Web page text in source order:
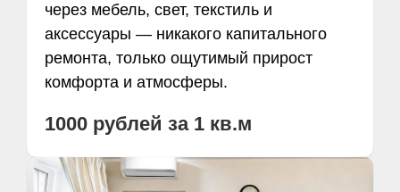
через мебель, свет, текстиль и
аксессуары — никакого капитального
ремонта, только ощутимый прирост
комфорта и атмосферы.
1000 рублей за 1 кв.м